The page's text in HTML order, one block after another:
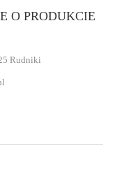
O PRODUKCIE
Rudniki